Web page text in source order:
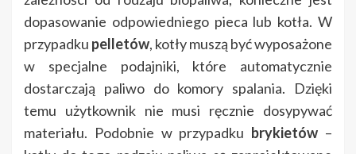
dopasowanie odpowiedniego pieca lub kotła. W
przypadku pelletów, kotły muszą być wyposażone
w specjalne podajniki, które automatycznie
dostarczają paliwo do komory spalania. Dzięki
temu użytkownik nie musi ręcznie dosypywać
materiału. Podobnie w przypadku brykietów –